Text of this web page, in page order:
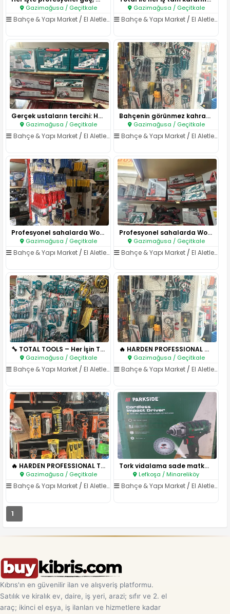
Gazimağusa / Geçitkale
Bahçe & Yapı Market / El Aletleri & Elektrikli Aletler
Gazimağusa / Geçitkale
Bahçe & Yapı Market /El Aletleri & Elektrikli Aletler
Gerçek ustaların tercihi: HARD..
Gazimağusa / Geçitkale
Bahçe & Yapı Market / El Aletleri & Elektrikli Aletler
Bahçenin görünmez kahramanı bu..
Gazimağusa / Geçitkale
Bahçe & Yapı Market /El Aletleri & Elektrikli Aletler
Profesyonel sahalarda Worcraft..
Gazimağusa / Geçitkale
Bahçe & Yapı Market / El Aletleri & Elektrikli Aletler
Profesyonel sahalarda Worcraft..
Gazimağusa / Geçitkale
Bahçe & Yapı Market /El Aletleri & Elektrikli Aletler
🔧 TOTAL TOOLS – Her İşin Tek A..
Gazimağusa / Geçitkale
Bahçe & Yapı Market / El Aletleri & Elektrikli Aletler
🔥 HARDEN PROFESSIONAL – Endüst..
Gazimağusa / Geçitkale
Bahçe & Yapı Market /El Aletleri & Elektrikli Aletler
🔥 HARDEN PROFESSIONAL TOOLS – ..
Gazimağusa / Geçitkale
Bahçe & Yapı Market / El Aletleri & Elektrikli Aletler
Tork vidalama sade matkap 2500..
Lefkoşa / Minareliköy
Bahçe & Yapı Market /El Aletleri & Elektrikli Aletler
1
Kıbrıs'ın en güvenilir ilan ve alışveriş platformu.
Satılık ve kiralık ev, daire, iş yeri, arazi; sıfır ve 2. el
araç; ikinci el eşya, iş ilanları ve hizmetlere kadar